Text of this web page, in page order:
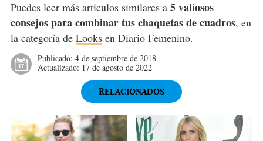
Puedes leer más artículos similares a 5 valiosos
consejos para combinar tus chaquetas de cuadros, en
la categoría de Looksen Diario Femenino.
Publicado: 4 de septiembre de 2018
Actualizado: 17 de agosto de 2022
RELACIONADOS